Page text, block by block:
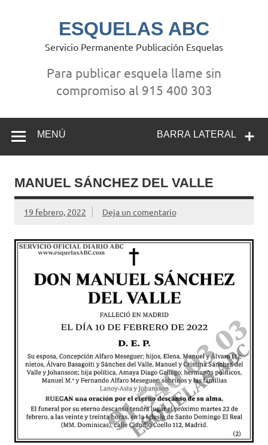
ESQUELAS ABC
Servicio Permanente Publicación Esquelas
Para publicar esquela llame sin
compromiso al 915 400 303
BARRA LATERAL
MENÚ
MANUEL SÁNCHEZ DEL VALLE
19 febrero, 2022 Deja un comentario